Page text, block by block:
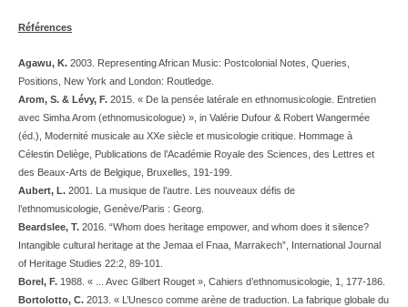
Références
Agawu, K. 2003. Representing African Music: Postcolonial Notes, Queries,
Positions, New York and London: Routledge.
Arom, S. & Lévy, F. 2015. « De la pensée latérale en ethnomusicologie. Entretien
avec Simha Arom (ethnomusicologue) », in Valérie Dufour & Robert Wangermée
(éd.), Modernité musicale au XXe siècle et musicologie critique. Hommage à
Célestin Deliège, Publications de l’Académie Royale des Sciences, des Lettres et
des Beaux-Arts de Belgique, Bruxelles, 191-199.
Aubert, L. 2001. La musique de l’autre. Les nouveaux défis de
l’ethnomusicologie, Genève/Paris : Georg.
Beardslee, T. 2016. “Whom does heritage empower, and whom does it silence?
Intangible cultural heritage at the Jemaa el Fnaa, Marrakech”, International Journal
of Heritage Studies 22:2, 89-101.
Borel, F. 1988. « ... Avec Gilbert Rouget », Cahiers d’ethnomusicologie, 1, 177-186.
Bortolotto, C. 2013. « L’Unesco comme arène de traduction. La fabrique globale du